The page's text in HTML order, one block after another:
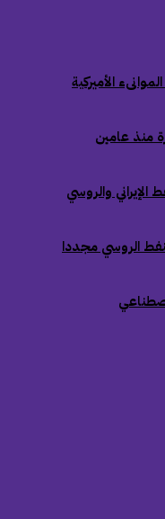
الأميركية
منذ عامين
الإيراني والروسي
الروسي مجددا